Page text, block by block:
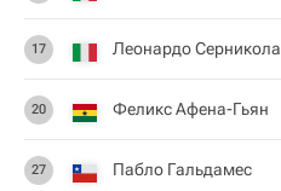
17 Леонардо Серникола
20 Феликс Афена-Гьян
27 Пабло Гальдамес